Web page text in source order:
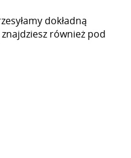
dokładną
również pod